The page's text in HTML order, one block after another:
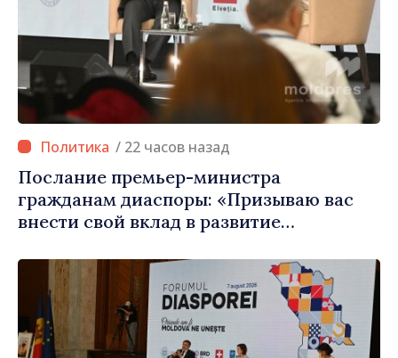
/ 22 часов назад
Послание премьер-министра
гражданам диаспоры: «Призываю вас
внести свой вклад в развитие